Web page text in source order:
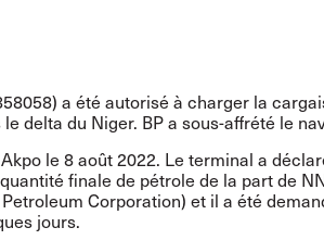
a été autorisé à charger la
delta du Niger. BP a sous-affrété le
le 8 août 2022. Le terminal a
finale de pétrole de la part de
Corporation) et il a été
jours.